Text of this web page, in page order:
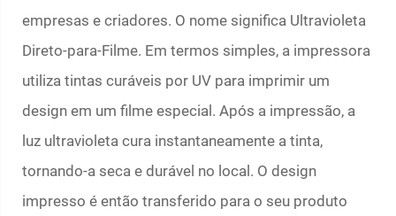
empresas e criadores. O nome significa Ultravioleta
Direto-para-Filme. Em termos simples, a impressora
utiliza tintas curáveis por UV para imprimir um
design em um filme especial. Após a impressão, a
luz ultravioleta cura instantaneamente a tinta,
tornando-a seca e durável no local. O design
impresso é então transferido para o seu produto